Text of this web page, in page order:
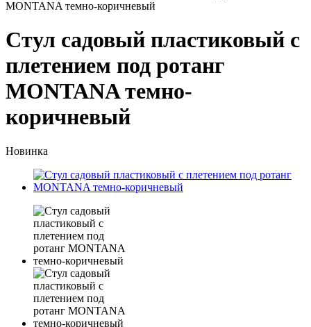
MONTANA темно-коричневый
Стул садовый пластиковый с
плетением под ротанг
MONTANA темно-
коричневый
Новинка